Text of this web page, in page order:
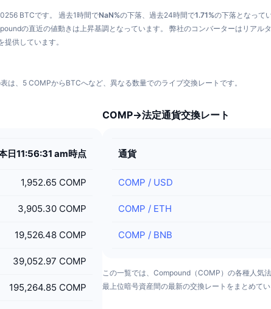
BTCです。 過去1時間でNaN%の下落、過去24時間で1.71%の下落となって
の直近の値動きは上昇基調となっています。 弊社のコンバーターはリアル
供しています。
、5 COMPからBTCへなど、異なる数量でのライブ交換レートです。
日11:56:31 am時点
1,952.65 COMP
3,905.30 COMP
19,526.48 COMP
39,052.97 COMP
195,264.85 COMP
COMP→法定通貨交換レート
通貨
COMP / USD
COMP / ETH
COMP / BNB
この一覧では、Compound（COMP）の各種人気
最上位暗号資産間の最新の交換レートをまとめてい